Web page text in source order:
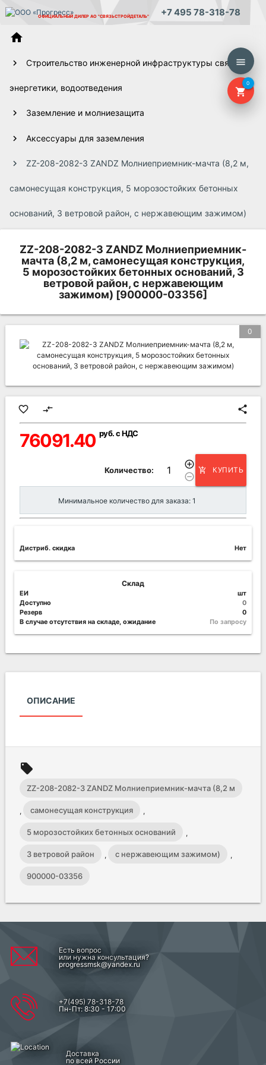
ОФИЦИАЛЬНЫЙ ДИЛЕР АО "СВЯЗЬСТРОЙДЕТАЛЬ" +7 495 78-318-78
menu
shopping_cart
0
home
Строительство инженерной инфраструктуры связи,
энергетики, водоотведения
Заземление и молниезащита
Аксессуары для заземления
ZZ-208-2082-3 ZANDZ Молниеприемник-мачта (8,2 м,
самонесущая конструкция, 5 морозостойких бетонных
оснований, 3 ветровой район, с нержавеющим зажимом)
ZZ-208-2082-3 ZANDZ Молниеприемник-
мачта (8,2 м, самонесущая конструкция,
5 морозостойких бетонных оснований, 3
ветровой район, с нержавеющим
зажимом) [900000-03356]
0
favorite_border compare_arrows share
76091.40 руб. с НДС
Количество:
add_circle_outline
remove_circle_outline
add_shopping_cart КУПИТЬ
Минимальное количество для заказа: 1
Дистриб. скидка Нет
Склад
ЕИ
шт
Доступно
0
Резерв
0
В случае отсутствия на складе, ожидание
По запросу
ОПИСАНИЕ
local_offer
ZZ-208-2082-3 ZANDZ Молниеприемник-мачта (8,2 м
, самонесущая конструкция ,
5 морозостойких бетонных оснований ,
3 ветровой район , с нержавеющим зажимом) ,
900000-03356
Есть вопрос
или нужна консультация?
progressmsk@yandex.ru
+7(495) 78-318-78
Пн-Пт: 8:30 - 17:00
Доставка
по всей России